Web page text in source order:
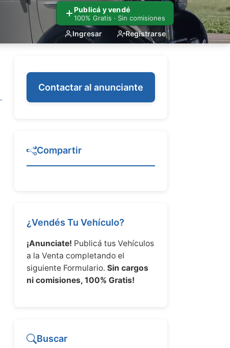
Publicá y vendé
100% Gratis · Sin comisiones
Ingresar Registrarse
Contactar al anunciante
Compartir
¿Vendés Tu Vehículo?
¡Anunciate! Publicá tus Vehículos
a la Venta completando el
siguiente Formulario. Sin cargos
ni comisiones, 100% Gratis!
Buscar